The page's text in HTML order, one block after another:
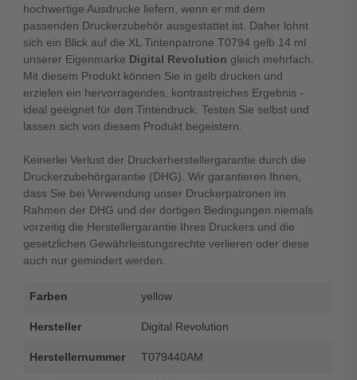
hochwertige Ausdrucke liefern, wenn er mit dem
passenden Druckerzubehör ausgestattet ist. Daher lohnt
sich ein Blick auf die XL Tintenpatrone T0794 gelb 14 ml
unserer Eigenmarke Digital Revolution gleich mehrfach.
Mit diesem Produkt können Sie in gelb drucken und
erzielen ein hervorragendes, kontrastreiches Ergebnis -
ideal geeignet für den Tintendruck. Testen Sie selbst und
lassen sich von diesem Produkt begeistern.
Keinerlei Verlust der Druckerherstellergarantie durch die
Druckerzubehörgarantie (DHG). Wir garantieren Ihnen,
dass Sie bei Verwendung unser Druckerpatronen im
Rahmen der DHG und der dortigen Bedingungen niemals
vorzeitig die Herstellergarantie Ihres Druckers und die
gesetzlichen Gewährleistungsrechte verlieren oder diese
auch nur gemindert werden.
Farben yellow
Hersteller Digital Revolution
Herstellernummer T079440AM